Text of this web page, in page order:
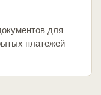
для
платежей